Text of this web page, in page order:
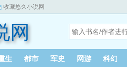
收藏悠久小说网
网
生 都市 军史 网游 科幻